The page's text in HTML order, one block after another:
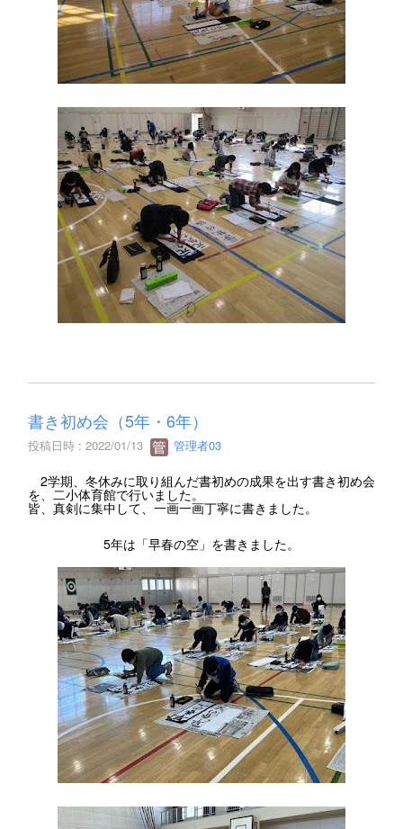
書き初め会（5年・6年）
投稿日時 : 2022/01/13 管理者03
2学期、冬休みに取り組んだ書初めの成果を出す書き初め会
を、二小体育館で行いました。
皆、真剣に集中して、一画一画丁寧に書きました。
5年は「早春の空」を書きました。